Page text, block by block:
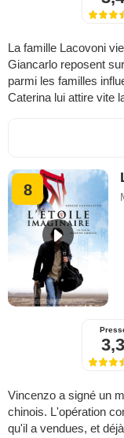
La famille Lacovoni
Giancarlo reposent
parmi les familles
Caterina lui attire vite
8
3,3
Vincenzo a signé un
chinois. L'opération
qu'il a vendues, et